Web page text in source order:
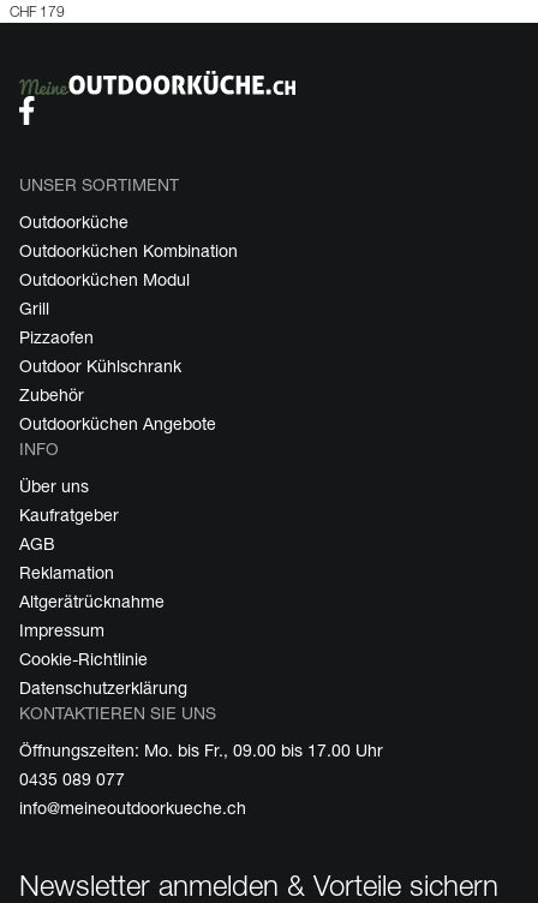
CHF 179
UNSER SORTIMENT
Outdoorküche
Outdoorküchen Kombination
Outdoorküchen Modul
Grill
Pizzaofen
Outdoor Kühlschrank
Zubehör
Outdoorküchen Angebote
INFO
Über uns
Kaufratgeber
AGB
Reklamation
Altgerätrücknahme
Impressum
Cookie-Richtlinie
Datenschutzerklärung
KONTAKTIEREN SIE UNS
Öffnungszeiten: Mo. bis Fr., 09.00 bis 17.00 Uhr
0435 089 077
info@meineoutdoorkueche.ch
Newsletter anmelden & Vorteile sichern